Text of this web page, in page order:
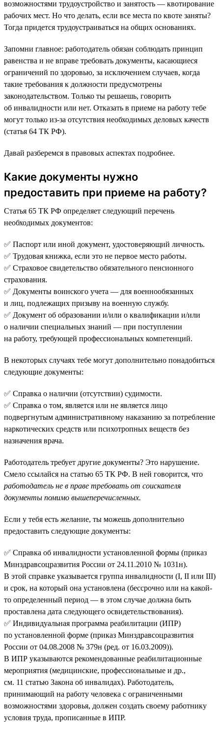
возможностями трудоустройство и занятость — квотирование
рабочих мест. Но что делать, если все места по квоте заняты?
Тогда придется трудоустраиваться на общих основаниях.
Запомни главное: работодатель обязан соблюдать принцип
равенства и не вправе требовать документы, касающиеся
ограничений по здоровью, за исключением случаев, когда
такие требования к должности предусмотрены
законодательством. Только ты решаешь, говорить
об инвалидности или нет. Отказать в приеме на работу тебе
могут только из-за отсутствия необходимых деловых качеств
(статья 64 ТК РФ).
Давай разберемся в правовых аспектах подробнее.
Какие документы нужно
предоставить при приеме на работу?
Статья 65 ТК РФ определяет следующий перечень
необходимых документов:
✅ Паспорт или иной документ, удостоверяющий личность.
✅ Трудовая книжка, если это не первое место работы.
✅ Страховое свидетельство обязательного пенсионного
страхования.
✅ Документы воинского учета — для военнообязанных
и лиц, подлежащих призыву на военную службу.
✅ Документ об образовании и/или о квалификации и/или
о наличии специальных знаний — при поступлении
на работу, требующей профессиональных компетенций.
В некоторых случаях тебе могут дополнительно понадобиться
следующие документы:
✅ Справка о наличии (отсутствии) судимости.
✅ Справка о том, является или не является лицо
подвергнутым административному наказанию за потребление
наркотических средств или психотропных веществ без
назначения врача.
Работодатель требует другие документы? Это нарушение.
Смело ссылайся на статью 65 ТК РФ. В ней говорится, что
работодатель не в праве требовать от соискателя
документы помимо вышеперечисленных.
Если у тебя есть желание, ты можешь дополнительно
предоставить следующие документы:
✅ Справка об инвалидности установленной формы (приказ
Минздравсоцразвития России от 24.11.2010 № 1031н).
В этой справке указывается группа инвалидности (I, II или III)
и срок, на который она установлена (бессрочно или на какой-
то определенный период — в этом случае должна быть
проставлена дата следующего освидетельствования).
✅ Индивидуальная программа реабилитации (ИПР)
по установленной форме (приказ Минздравсоцразвития
России от 04.08.2008 № 379н (ред. от 16.03.2009)).
В ИПР указываются рекомендованные реабилитационные
мероприятия (медицинские, профессиональные и др.,
см. 11 статью Закона об инвалидах). Работодатель,
принимающий на работу человека с ограниченными
возможностями здоровья, должен создать своему работнику
условия труда, прописанные в ИПР.